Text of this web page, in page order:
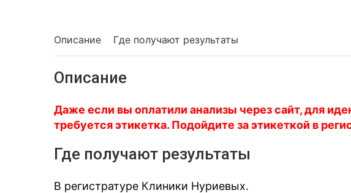
Описание Где получают результаты
Описание
Даже если вы оплатили анализы через сайт, для
требуется этикетка. Подойдите за этикеткой в
Где получают результаты
В регистратуре Клиники Нуриевых.